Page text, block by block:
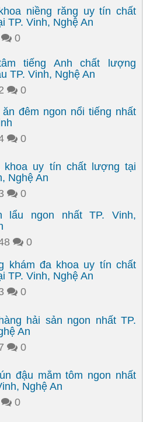
niềng răng uy tín chất
TP. Vinh, Nghệ An
0
tiếng Anh chất lượng
TP. Vinh, Nghệ An
0
ăn đêm ngon nổi tiếng nhất
0
khoa uy tín chất lượng tại
Nghệ An
0
lẩu ngon nhất TP. Vinh,
0
khám đa khoa uy tín chất
TP. Vinh, Nghệ An
0
hải sản ngon nhất TP.
An
0
đậu mắm tôm ngon nhất
Nghệ An
0